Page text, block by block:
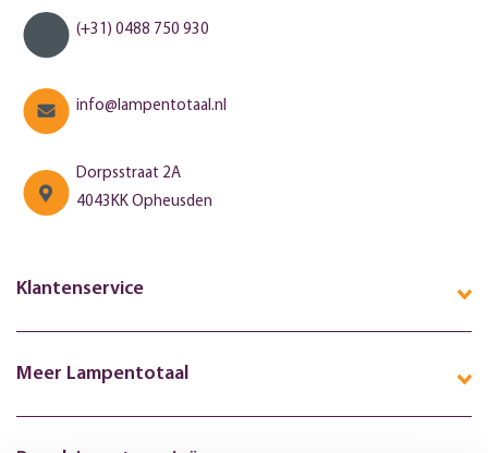
(+31) 0488 750 930
info@lampentotaal.nl
Dorpsstraat 2A
4043KK Opheusden
Klantenservice
Meer Lampentotaal